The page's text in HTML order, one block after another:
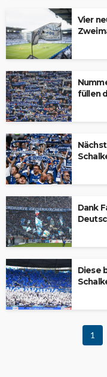
Vier
füllen
Dank
Diese
1